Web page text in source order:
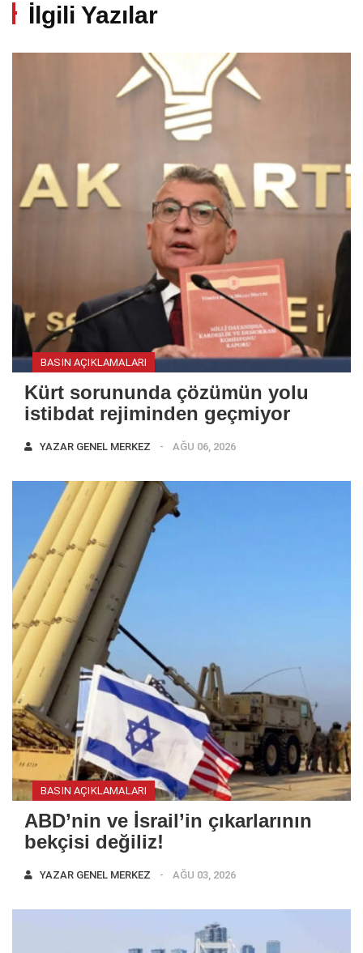
İlgili Yazılar
BASIN AÇIKLAMALARI
Kürt sorununda çözümün yolu
istibdat rejiminden geçmiyor
YAZAR GENEL MERKEZ AĞU 06, 2026
BASIN AÇIKLAMALARI
ABD’nin ve İsrail’in çıkarlarının
bekçisi değiliz!
YAZAR GENEL MERKEZ AĞU 03, 2026